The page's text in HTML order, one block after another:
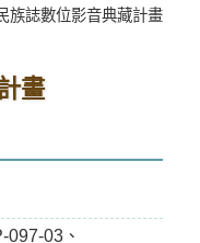
誌數位影音典藏計畫
畫
03、